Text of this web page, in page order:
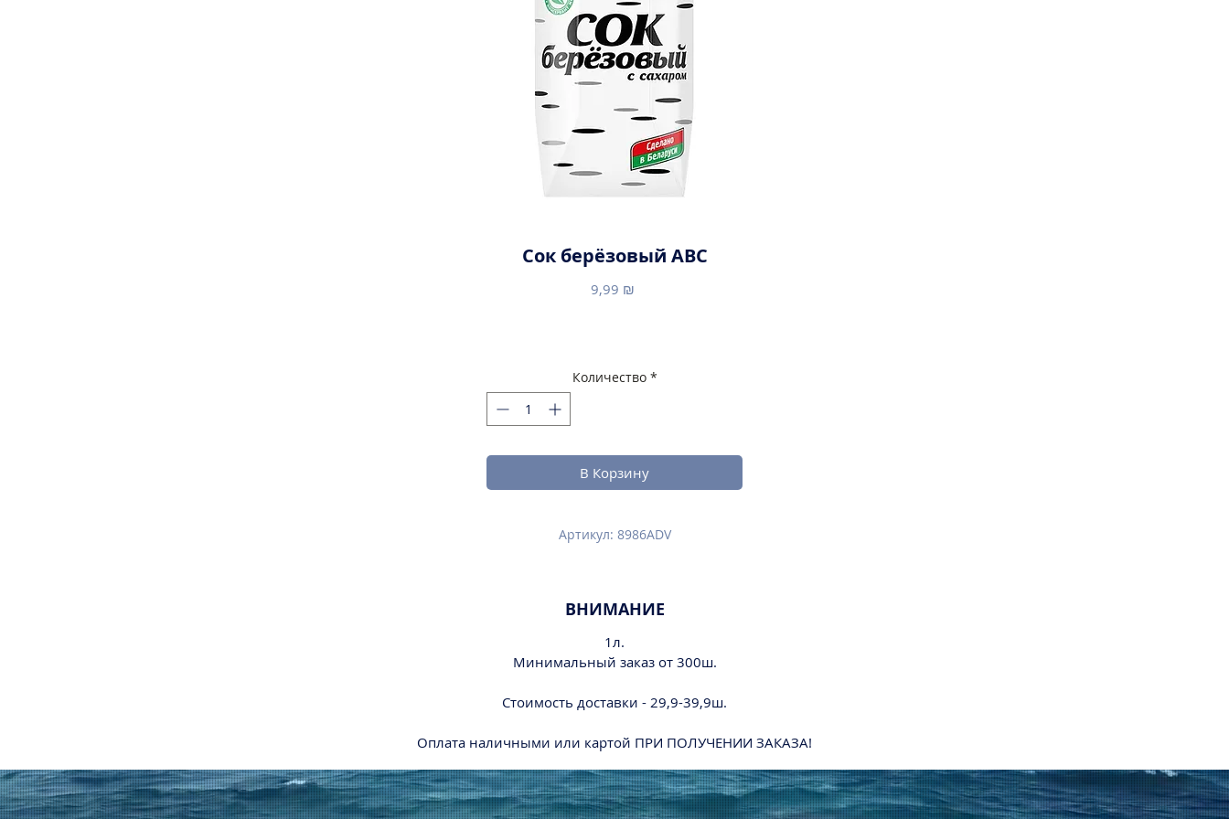
Сок берёзовый ABC
9,99 ₪Цена
Количество *
В Корзину
Артикул: 8986ADV
ВНИМАНИЕ
1л.
Минимальный заказ от 300ш.
Стоимость доставки - 29,9-39,9ш.
Оплата наличными или картой ПРИ ПОЛУЧЕНИИ ЗАКАЗА!